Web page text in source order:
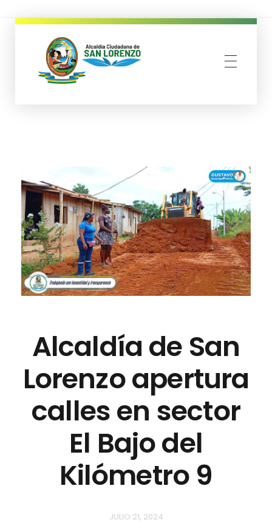
Alcaldía de San
Lorenzo apertura
calles en sector
El Bajo del
Kilómetro 9
JULIO 21, 2024